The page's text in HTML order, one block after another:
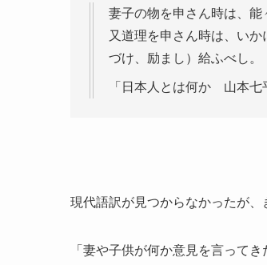
妻子の物を申さん時は、能
又道理を申さん時は、い
づけ、励まし）給ふべし。
「日本人とは何か 山本
現代語訳が見つからなかったが、
「妻や子供が何か意見を言って